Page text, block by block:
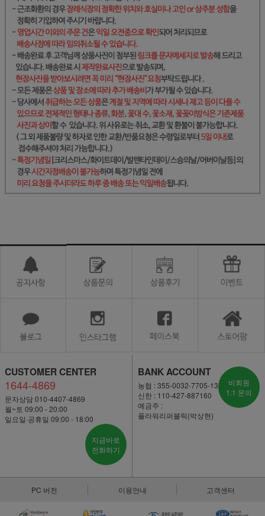
CUSTOMER CENTER
1644-4869
문자상담 010-4407-4869
월~토 09:00 - 20:00
일요일·공휴일 09:00 - 18:00
지금바로
전화하기
BANK ACCOUNT
농협 : 355-0032-7705-13
신한 : 110-427-887160
예금주 :
플라워리퍼블릭(박상현)
비회원
1:1 문의
PC 버전 이용안내 고객센터